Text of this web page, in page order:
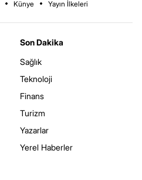
Künye Yayın İlkeleri
Son Dakika
Sağlık
Teknoloji
Finans
Turizm
Yazarlar
Yerel Haberler